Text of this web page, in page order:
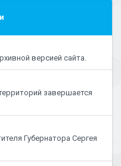
версией сайта.
завершается
Губернатора Сергея